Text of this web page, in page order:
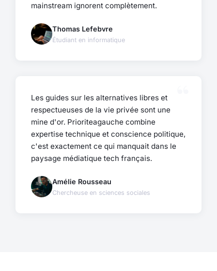
mainstream ignorent complètement.
Thomas Lefebvre
Étudiant en informatique
Les guides sur les alternatives libres et
respectueuses de la vie privée sont une
mine d'or. Prioriteagauche combine
expertise technique et conscience politique,
c'est exactement ce qui manquait dans le
paysage médiatique tech français.
Amélie Rousseau
Chercheuse en sciences sociales